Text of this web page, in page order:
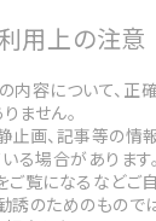
用上の注意
容について、正
ません。
止画、記事等の情
る場合があります。
覧になるなどご自
誘のためのもので